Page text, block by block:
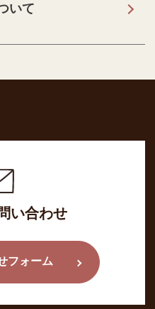
いて
い合わせ
フォーム